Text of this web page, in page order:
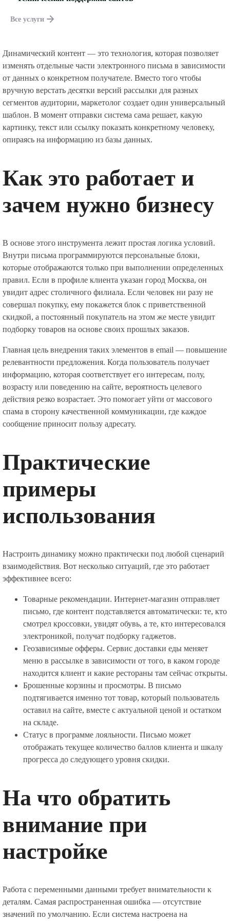
Все услуги
Динамический контент — это технология, которая позволяет
изменять отдельные части электронного письма в зависимости
от данных о конкретном получателе. Вместо того чтобы
вручную верстать десятки версий рассылки для разных
сегментов аудитории, маркетолог создает один универсальный
шаблон. В момент отправки система сама решает, какую
картинку, текст или ссылку показать конкретному человеку,
опираясь на информацию из базы данных.
Как это работает и
зачем нужно бизнесу
В основе этого инструмента лежит простая логика условий.
Внутри письма программируются персональные блоки,
которые отображаются только при выполнении определенных
правил. Если в профиле клиента указан город Москва, он
увидит адрес столичного филиала. Если человек ни разу не
совершал покупку, ему покажется блок с приветственной
скидкой, а постоянный покупатель на этом же месте увидит
подборку товаров на основе своих прошлых заказов.
Главная цель внедрения таких элементов в email — повышение
релевантности предложения. Когда пользователь получает
информацию, которая соответствует его интересам, полу,
возрасту или поведению на сайте, вероятность целевого
действия резко возрастает. Это помогает уйти от массового
спама в сторону качественной коммуникации, где каждое
сообщение приносит пользу адресату.
Практические
примеры
использования
Настроить динамику можно практически под любой сценарий
взаимодействия. Вот несколько ситуаций, где это работает
эффективнее всего:
Товарные рекомендации. Интернет-магазин отправляет
письмо, где контент подставляется автоматически: те, кто
смотрел кроссовки, увидят обувь, а те, кто интересовался
электроникой, получат подборку гаджетов.
Геозависимые офферы. Сервис доставки еды меняет
меню в рассылке в зависимости от того, в каком городе
находится клиент и какие рестораны там сейчас открыты.
Брошенные корзины и просмотры. В письмо
подтягивается именно тот товар, который пользователь
оставил на сайте, вместе с актуальной ценой и остатком
на складе.
Статус в программе лояльности. Письмо может
отображать текущее количество баллов клиента и шкалу
прогресса до следующего уровня скидки.
На что обратить
внимание при
настройке
Работа с переменными данными требует внимательности к
деталям. Самая распространенная ошибка — отсутствие
значений по умолчанию. Если система настроена на